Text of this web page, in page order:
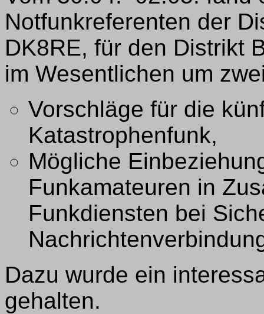
Notfunkreferenten der
DK8RE, für den Distrikt
im Wesentlichen um
Vorschläge für die
Katastrophenfunk,
Mögliche
Funkamateuren in
Funkdiensten bei
Dazu wurde ein
gehalten.